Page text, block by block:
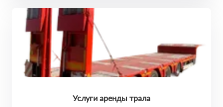
Услуги аренды трала